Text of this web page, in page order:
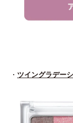
・ ツイングラデー